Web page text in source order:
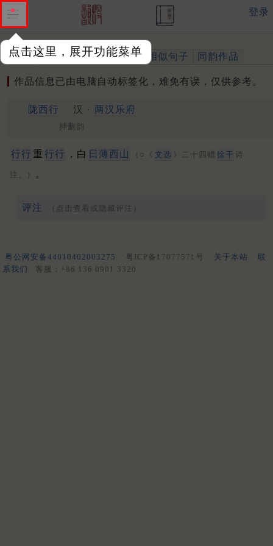
点击这里，展开功能菜单
登录
作品 标注四声 出处、引用 相似句子 同韵作品
作品信息已由电脑自动标签化，难免有误，仅供参考。
陇西行 汉 · 两汉乐府
押删韵
行行 重 行行 ，白 日薄西山 （○《 文选 》二十四赠 徐干 诗
注。） 。
评注 （点击查看或隐藏评注）
粤公网安备44010402003275 粤ICP备17077571号 关于本站
联
系我们
客服：+86 136 0901 3320